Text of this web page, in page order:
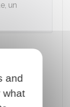
un
and
what